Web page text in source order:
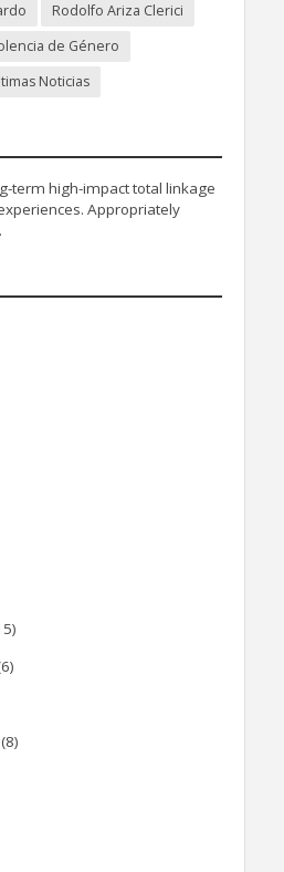
Rodolfo Ariza Clerici
de Género
Noticias
term high-impact total linkage
Appropriately
(8)